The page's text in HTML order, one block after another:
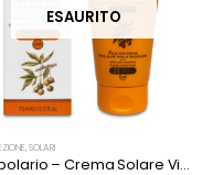
ESAURITO
,SOLARI
L’Erbolario – Crema Solare Viso Anti-tempo SPF 25